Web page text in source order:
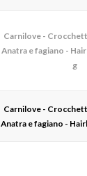
Carnilove -
Anatra e fagiano -
g
Carnilove -
Anatra e fagiano -